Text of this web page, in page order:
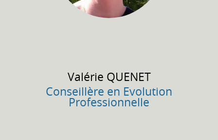
Valérie QUENET
Conseillère en Evolution
Professionnelle